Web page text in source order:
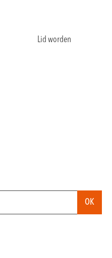
Lid worden